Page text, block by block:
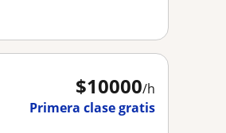
$10000/h
Primera clase gratis